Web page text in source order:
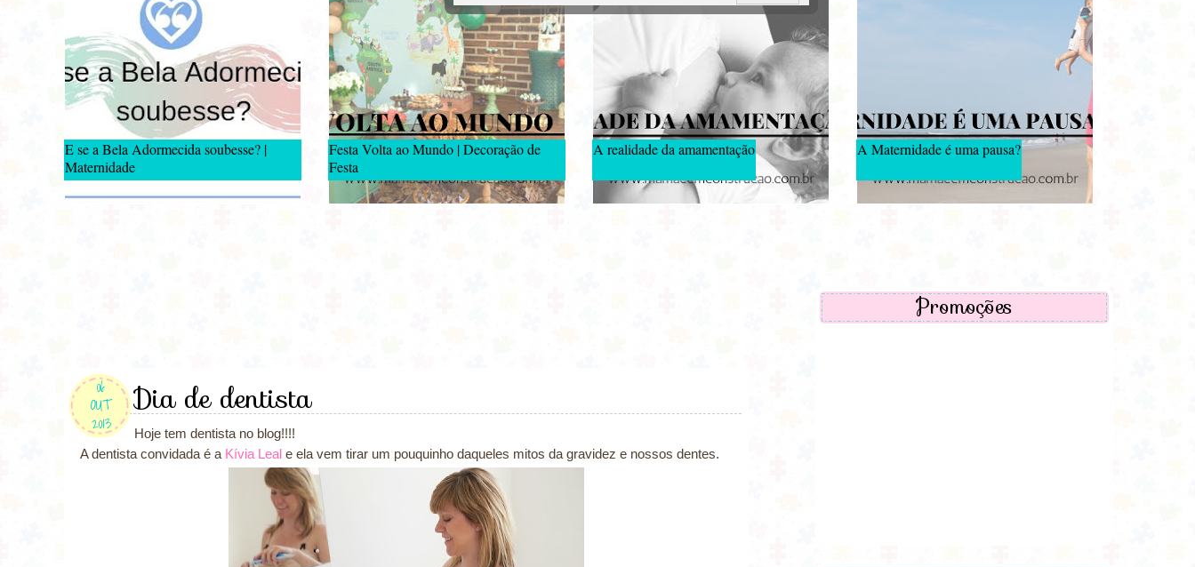
E se a Bela Adormecida soubesse? |
Maternidade
Festa Volta ao Mundo | Decoração de
Festa
A realidade da amamentação A Maternidade é uma pausa?
06
OUT
2013
Dia de dentista
Hoje tem dentista no blog!!!!
A dentista convidada é a Kívia Leal e ela vem tirar um pouquinho daqueles mitos da gravidez e nossos dentes.
Promoções